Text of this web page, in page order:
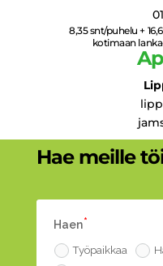
8,35 snt/puhelu +
kotimaan
Hae meille
Haen
Työpaikkaa